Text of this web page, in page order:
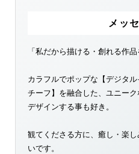
メッ
「私だから描ける・創れる作
カラフルでポップな【デジタ
チーフ】を融合した、ユニーク
デザインする事も好き。
観てくださる方に、癒し・楽
いです。